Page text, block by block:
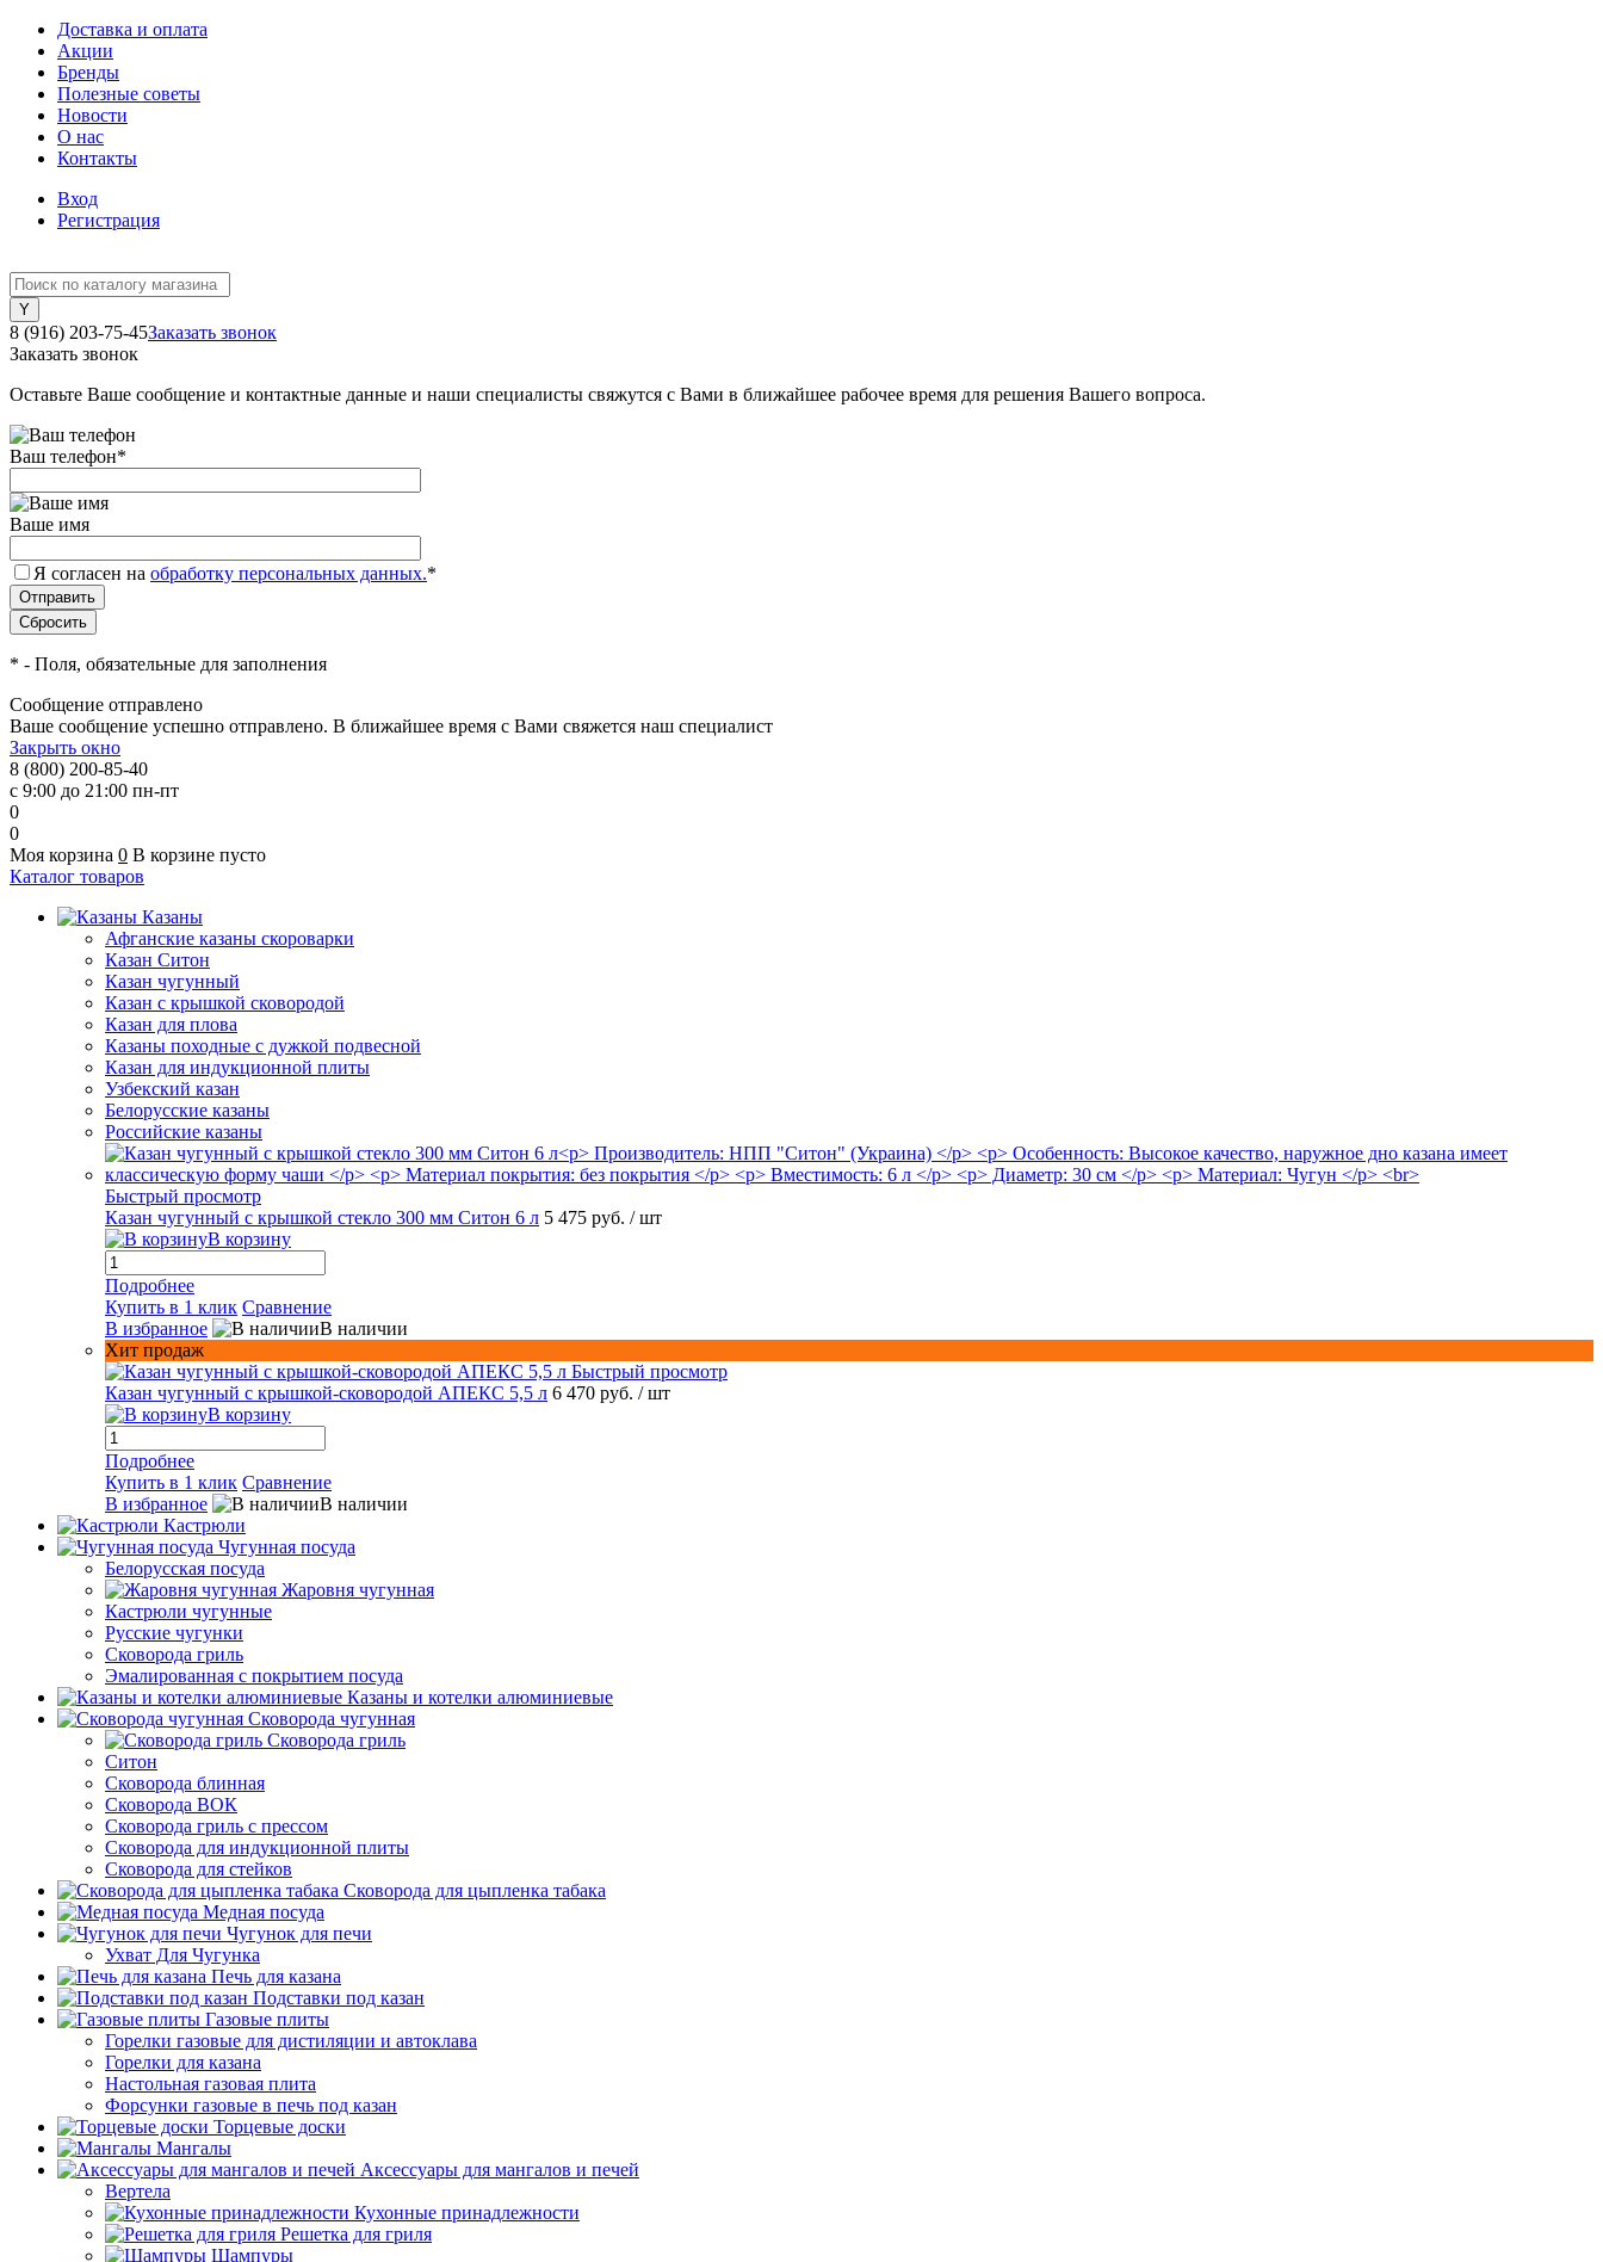
Доставка и оплата
Акции
Бренды
Полезные советы
Новости
О нас
Контакты
Вход
Регистрация
8 (916) 203-75-45Заказать звонок
Заказать звонок
Оставьте Ваше сообщение и контактные данные и наши специалисты свяжутся с Вами в ближайшее рабочее время для решения Вашего вопроса.
Ваш телефон*
Ваше имя
Я согласен на обработку персональных данных.*
* - Поля, обязательные для заполнения
Сообщение отправлено
Ваше сообщение успешно отправлено. В ближайшее время с Вами свяжется наш специалист
Закрыть окно
8 (800) 200-85-40
с 9:00 до 21:00 пн-пт
0
0
Моя корзина 0 В корзине пусто
Каталог товаров
Казаны
Афганские казаны скороварки
Казан Ситон
Казан чугунный
Казан с крышкой сковородой
Казан для плова
Казаны походные с дужкой подвесной
Казан для индукционной плиты
Узбекский казан
Белорусские казаны
Российские казаны
Быстрый просмотр
Казан чугунный с крышкой стекло 300 мм Ситон 6 л 5 475 руб. / шт
В корзину
Подробнее
Купить в 1 клик Сравнение
В избранное
В наличии
Хит продаж
Быстрый просмотр
Казан чугунный с крышкой-сковородой АПЕКС 5,5 л 6 470 руб. / шт
В корзину
Подробнее
Купить в 1 клик Сравнение
В избранное
В наличии
Кастрюли
Чугунная посуда
Белорусская посуда
Жаровня чугунная
Кастрюли чугунные
Русские чугунки
Сковорода гриль
Эмалированная с покрытием посуда
Казаны и котелки алюминиевые
Сковорода чугунная
Сковорода гриль
Ситон
Сковорода блинная
Сковорода ВОК
Сковорода гриль с прессом
Сковорода для индукционной плиты
Сковорода для стейков
Сковорода для цыпленка табака
Медная посуда
Чугунок для печи
Ухват Для Чугунка
Печь для казана
Подставки под казан
Газовые плиты
Горелки газовые для дистиляции и автоклава
Горелки для казана
Настольная газовая плита
Форсунки газовые в печь под казан
Торцевые доски
Мангалы
Аксессуары для мангалов и печей
Вертела
Кухонные принадлежности
Решетка для гриля
Шампуры